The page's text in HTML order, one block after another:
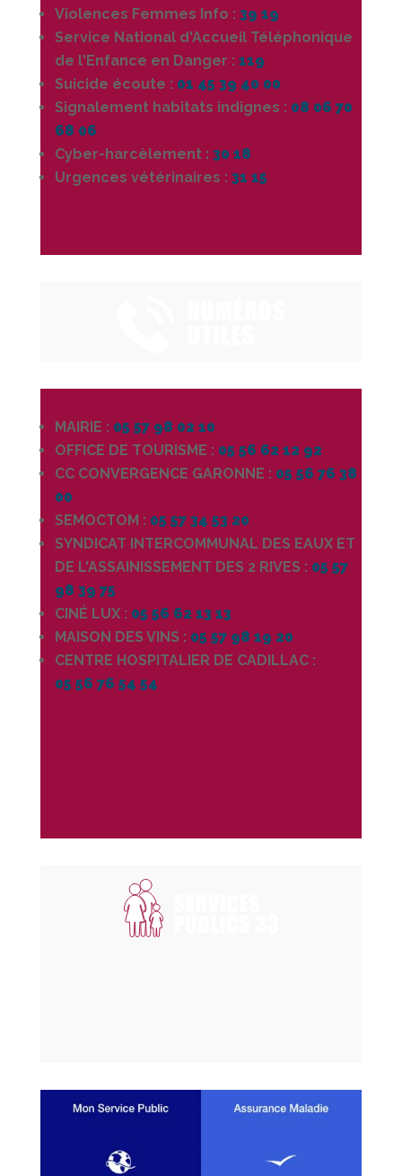
Violences Femmes Info : 39 19
Service National d'Accueil Téléphonique
de l'Enfance en Danger : 119
Suicide écoute : 01 45 39 40 00
Signalement habitats indignes : 08 06 70
68 06
Cyber-harcèlement: 30 18
Urgences vétérinaires : 31 15
MAIRIE : 05 57 98 02 10
OFFICE DE TOURISME : 05 56 62 12 92
CC CONVERGENCE GARONNE : 05 56 76 38
00
SEMOCTOM : 05 57 34 53 20
SYNDICAT INTERCOMMUNAL DES EAUX ET
DE L'ASSAINISSEMENT DES 2 RIVES : 05 57
98 39 75
CINÉ LUX : 05 56 62 13 13
MAISON DES VINS : 05 57 98 19 20
CENTRE HOSPITALIER DE CADILLAC :
05 56 76 54 54